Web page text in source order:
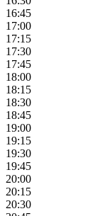
16:45
17:00
17:15
17:30
17:45
18:00
18:15
18:30
18:45
19:00
19:15
19:30
19:45
20:00
20:15
20:30